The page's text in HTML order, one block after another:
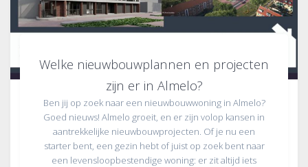
Welke nieuwbouwplannen en projecten
zijn er in Almelo?
Ben jij op zoek naar een nieuwbouwwoning in Almelo?
Goed nieuws! Almelo groeit, en er zijn volop kansen in
aantrekkelijke nieuwbouwprojecten. Of je nu een
starter bent, een gezin hebt of juist op zoek bent naar
een levensloopbestendige woning: er zit altijd iets